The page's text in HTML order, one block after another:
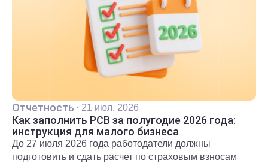
Отчетность · 21 июл. 2026
Как заполнить РСВ за полугодие 2026 года:
инструкция для малого бизнеса
До 27 июля 2026 года работодатели должны
подготовить и сдать расчет по страховым взносам